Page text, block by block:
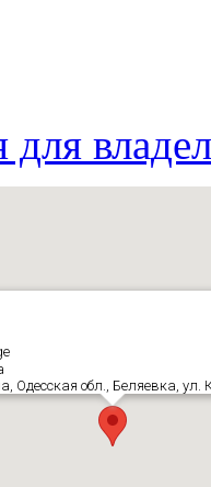
Одесская обл., Беляевка, ул.